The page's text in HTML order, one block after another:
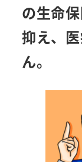
の生命
抑え、
ん。